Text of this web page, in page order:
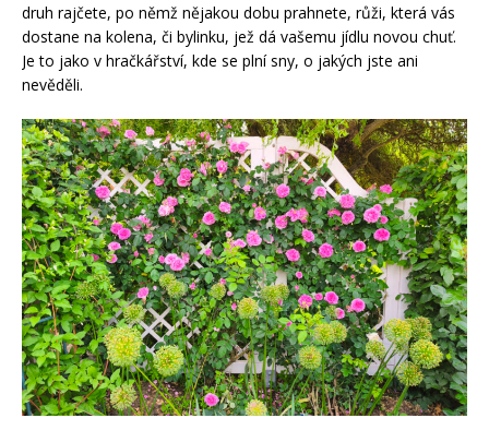
druh rajčete, po němž nějakou dobu prahnete, růži, která vás
dostane na kolena, či bylinku, jež dá vašemu jídlu novou chuť.
Je to jako v hračkářství, kde se plní sny, o jakých jste ani
nevěděli.